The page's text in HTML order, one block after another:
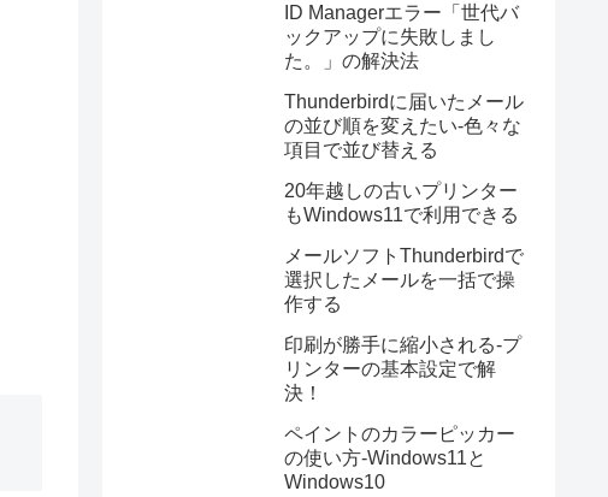
ID Managerエラー「世代バ
ックアップに失敗しまし
た。」の解決法
Thunderbirdに届いたメール
の並び順を変えたい-色々な
項目で並び替える
20年越しの古いプリンター
もWindows11で利用できる
メールソフトThunderbirdで
選択したメールを一括で操
作する
印刷が勝手に縮小される-プ
リンターの基本設定で解
決！
ペイントのカラーピッカー
の使い方-Windows11と
Windows10